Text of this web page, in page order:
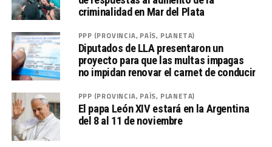
criminalidad en Mar del Plata
PPP (PROVINCIA, PAÍS, PLANETA)
Diputados de LLA presentaron un
proyecto para que las multas impagas
no impidan renovar el carnet de conducir
PPP (PROVINCIA, PAÍS, PLANETA)
El papa León XIV estará en la Argentina
del 8 al 11 de noviembre